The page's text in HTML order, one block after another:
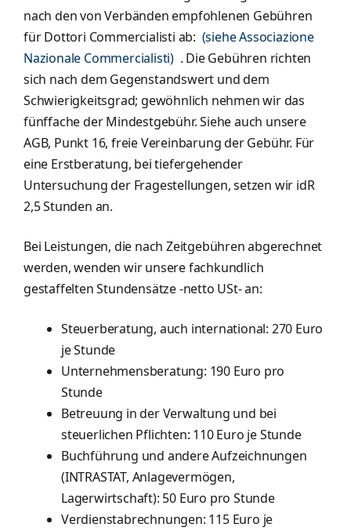
nach den von Verbänden empfohlenen Gebühren
für Dottori Commercialisti ab: (siehe Associazione
Nazionale Commercialisti) . Die Gebühren richten
sich nach dem Gegenstandswert und dem
Schwierigkeitsgrad; gewöhnlich nehmen wir das
fünffache der Mindestgebühr. Siehe auch unsere
AGB, Punkt 16, freie Vereinbarung der Gebühr. Für
eine Erstberatung, bei tiefergehender
Untersuchung der Fragestellungen, setzen wir idR
2,5 Stunden an.
Bei Leistungen, die nach Zeitgebühren abgerechnet
werden, wenden wir unsere fachkundlich
gestaffelten Stundensätze -netto USt- an:
Steuerberatung, auch international: 270 Euro
je Stunde
Unternehmensberatung: 190 Euro pro
Stunde
Betreuung in der Verwaltung und bei
steuerlichen Pflichten: 110 Euro je Stunde
Buchführung und andere Aufzeichnungen
(INTRASTAT, Anlagevermögen,
Lagerwirtschaft): 50 Euro pro Stunde
Verdienstabrechnungen: 115 Euro je